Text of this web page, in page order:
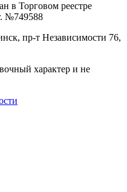
в Торговом реестре
№749588
пр-т Независимости 76,
характер и не